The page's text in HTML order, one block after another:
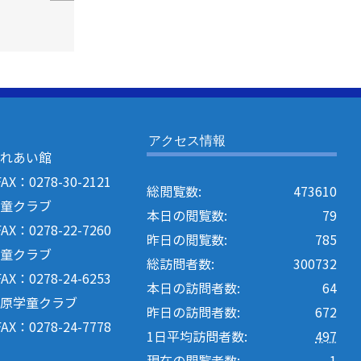
あい館
：0278-30-2121
クラブ
：0278-22-7260
クラブ
：0278-24-6253
学童クラブ
：0278-24-7778
アクセス情報
473610
総閲覧数:
79
本日の閲覧数:
785
昨日の閲覧数:
300732
総訪問者数:
64
本日の訪問者数:
672
昨日の訪問者数:
497
1日平均訪問者数: